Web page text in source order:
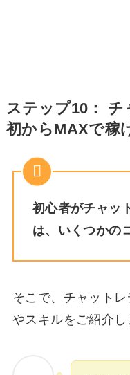
ステップ10：
初からMAXで稼
初心者がチャッ
は、いくつかの
そこで、チャット
やスキルをご紹介し